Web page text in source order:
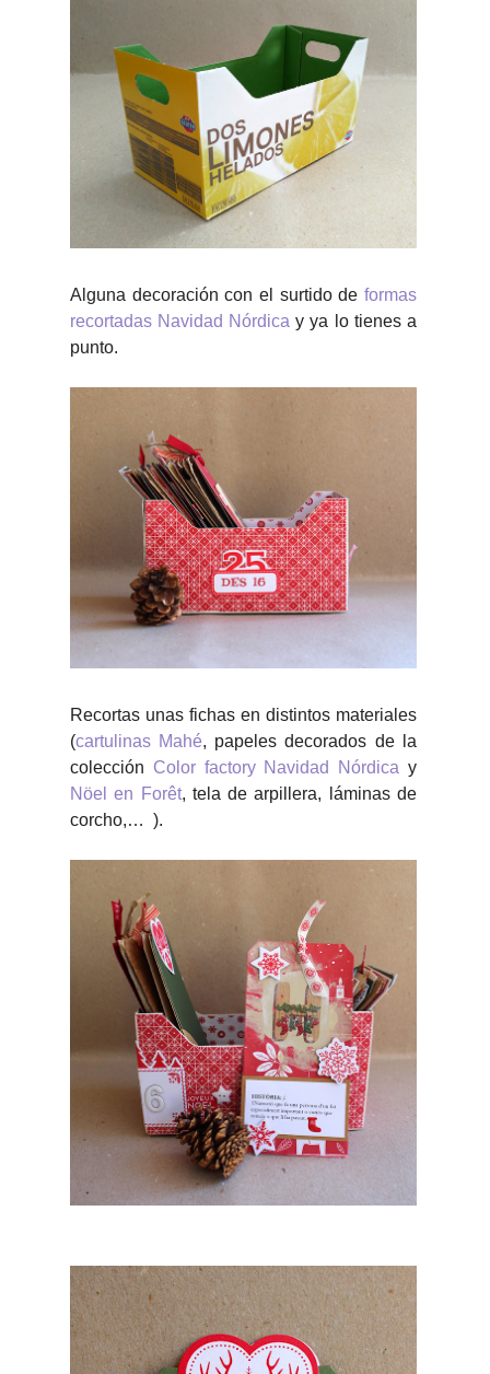
Alguna decoración con el surtido de formas
recortadas Navidad Nórdica y ya lo tienes a
punto.
Recortas unas fichas en distintos materiales
(cartulinas Mahé, papeles decorados de la
colección Color factory Navidad Nórdica y
Nöel en Forêt, tela de arpillera, láminas de
corcho,… ).